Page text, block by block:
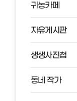
귀농카페
자유게시판
생생사진첩
동네 작가